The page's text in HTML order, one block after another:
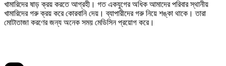
খামারিদের ষাড় ক্রয় করতে আগ্রহী। গত একযুগের অধিক আমাদের পরিবার স্থানীয়
খামারিদের গরু ক্রয় করে কোরবানি দেয়। ব্যাপারীদের গরু নিয়ে শঙ্কা থাকে। তারা
মোটাতাজা করণের জন্য অনেক সময় মেডিসিন প্রয়োগ করে।